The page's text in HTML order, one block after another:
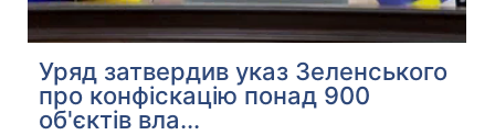
Уряд затвердив указ Зеленського
про конфіскацію понад 900
об'єктів вла...